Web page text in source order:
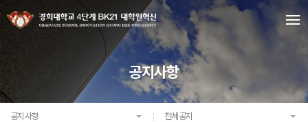
공지사항
공지사항 전체공지